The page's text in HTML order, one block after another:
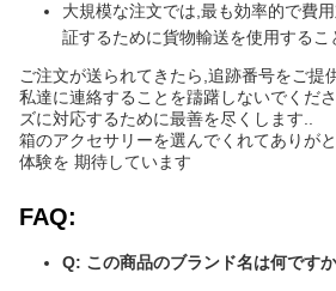
大規模な注文では,最も効率的で費
証するために貨物輸送を使用するこ
ご注文が送られてきたら,追跡番号をご提
私達に連絡することを躊躇しないでくだ
ズに対応するために最善を尽くします..
箱のアクセサリーを選んでくれてありが
体験を 期待しています
FAQ:
Q: この商品のブランド名は何です